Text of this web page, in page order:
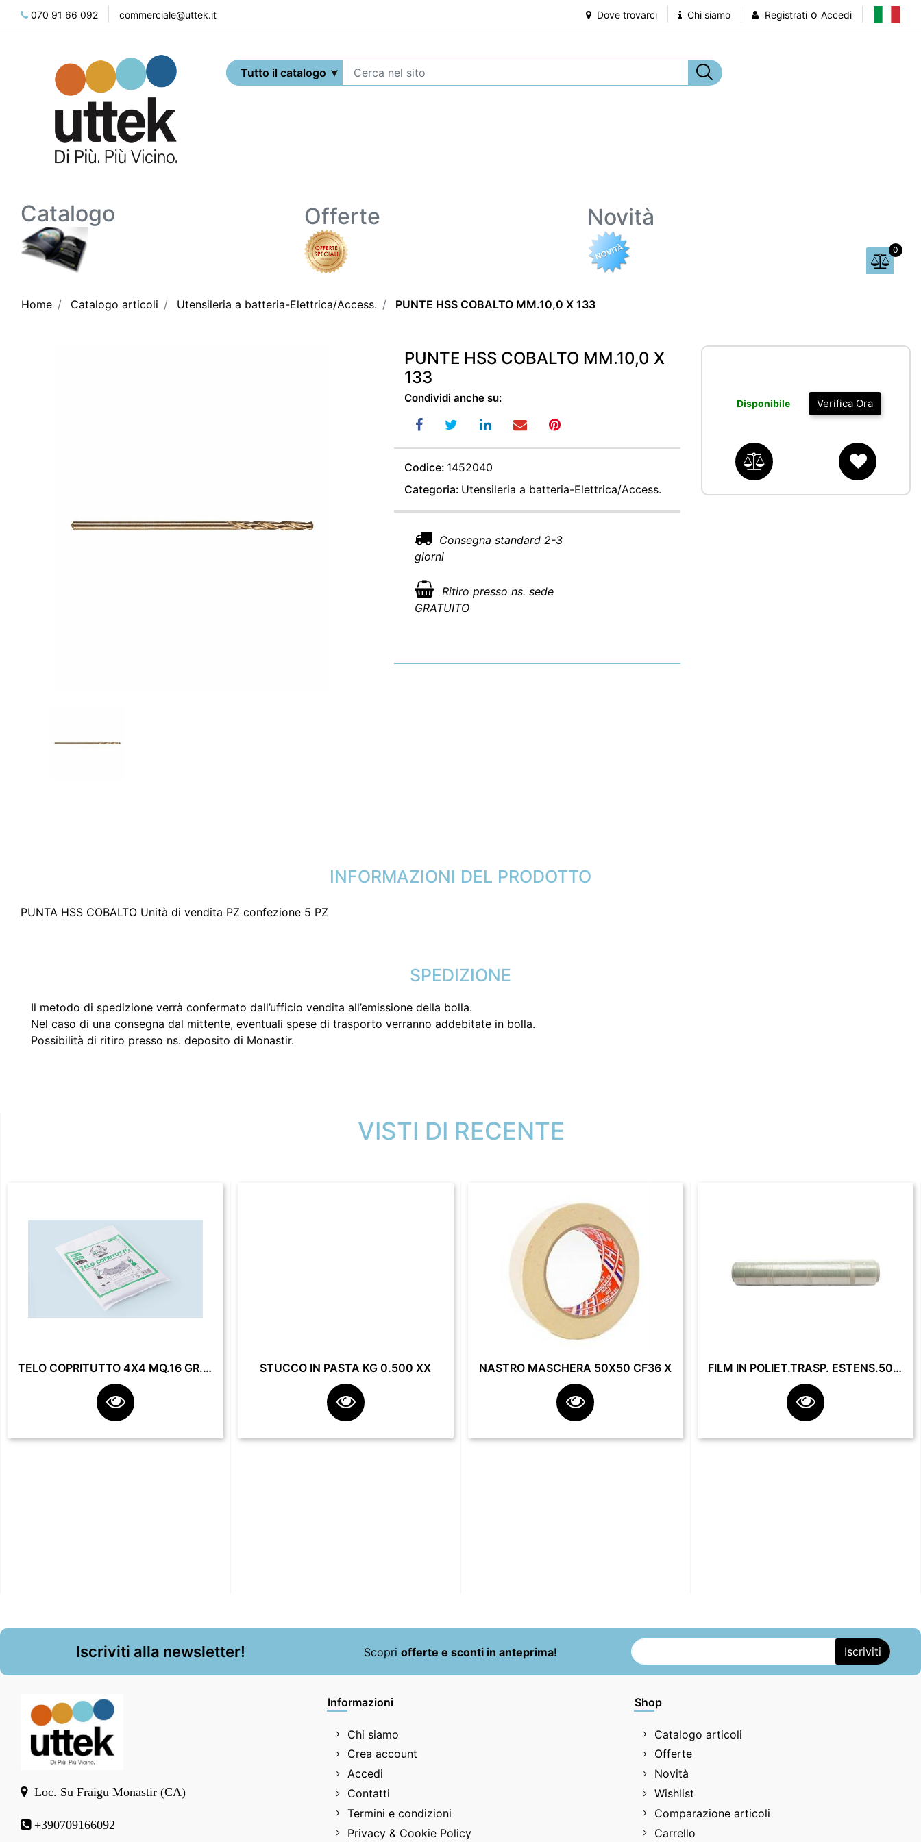
070 91 66 092 commerciale@uttek.it Dove trovarci Chi siamo Registrati o Accedi
Catalogo Offerte Novità
0
Home Catalogo articoli Utensileria a batteria-Elettrica/Access. PUNTE HSS COBALTO MM.10,0 X 133
PUNTE HSS COBALTO MM.10,0 X
133
Condividi anche su:
Codice: 1452040
Categoria: Utensileria a batteria-Elettrica/Access.
Consegna standard 2-3
giorni
Ritiro presso ns. sede
GRATUITO
Verifica Ora
Disponibile
INFORMAZIONI DEL PRODOTTO
PUNTA HSS COBALTO Unità di vendita PZ confezione 5 PZ
SPEDIZIONE
Il metodo di spedizione verrà confermato dall’ufficio vendita all’emissione della bolla.
Nel caso di una consegna dal mittente, eventuali spese di trasporto verranno addebitate in bolla.
Possibilità di ritiro presso ns. deposito di Monastir.
VISTI DI RECENTE
TELO COPRITUTTO 4X4 MQ.16 GR. 200** STUCCO IN PASTA KG 0.500 XX NASTRO MASCHERA 50X50 CF36 X FILM IN POLIET.TRASP. ESTENS.50 CM 23 MY 2.2 KG **
Iscriviti alla newsletter! Scopri offerte e sconti in anteprima!
Loc. Su Fraigu Monastir (CA)
+390709166092
Informazioni
Chi siamo
Crea account
Accedi
Contatti
Termini e condizioni
Privacy & Cookie Policy
Shop
Catalogo articoli
Offerte
Novità
Wishlist
Comparazione articoli
Carrello